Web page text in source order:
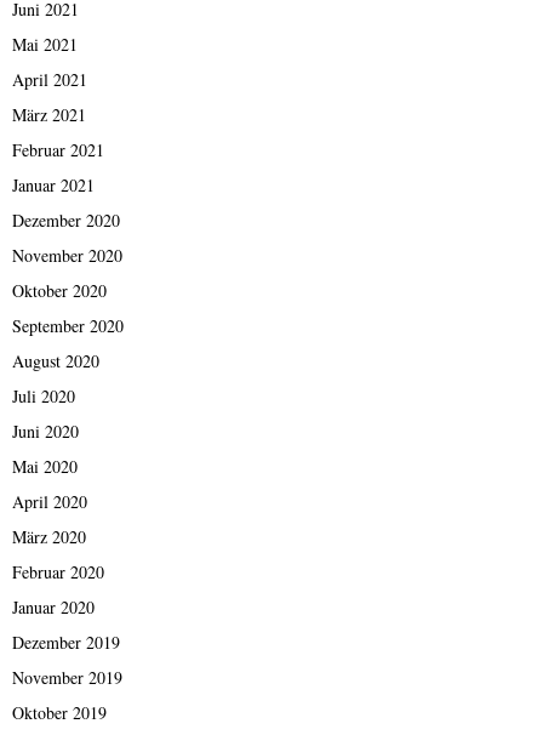
Juni 2021
Mai 2021
April 2021
März 2021
Februar 2021
Januar 2021
Dezember 2020
November 2020
Oktober 2020
September 2020
August 2020
Juli 2020
Juni 2020
Mai 2020
April 2020
März 2020
Februar 2020
Januar 2020
Dezember 2019
November 2019
Oktober 2019